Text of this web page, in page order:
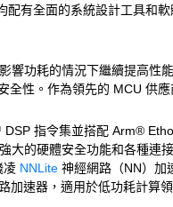
有全面的系統設計工具和
響功耗的情況下繼續提高性
性。作為領先的 MCU 供
指令集並搭配 Arm®
的硬體安全功能和各種連
凌 NNLite 神經網路（NN）加
速器，適用於低功耗計算